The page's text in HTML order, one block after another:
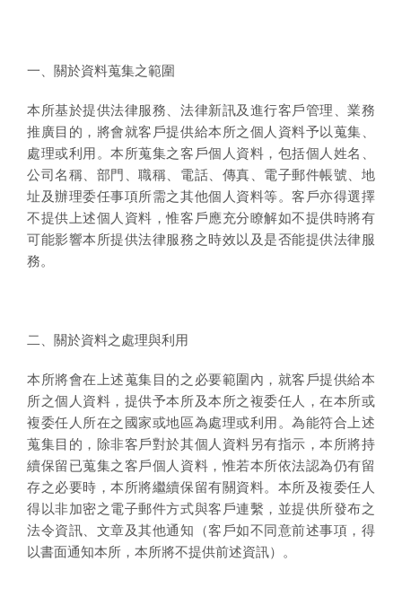
一、關於資料蒐集之範圍
本所基於提供法律服務、法律新訊及進行客戶管理、業務
推廣目的，將會就客戶提供給本所之個人資料予以蒐集、
處理或利用。本所蒐集之客戶個人資料，包括個人姓名、
公司名稱、部門、職稱、電話、傳真、電子郵件帳號、地
址及辦理委任事項所需之其他個人資料等。客戶亦得選擇
不提供上述個人資料，惟客戶應充分瞭解如不提供時將有
可能影響本所提供法律服務之時效以及是否能提供法律服
務。
二、關於資料之處理與利用
本所將會在上述蒐集目的之必要範圍內，就客戶提供給本
所之個人資料，提供予本所及本所之複委任人，在本所或
複委任人所在之國家或地區為處理或利用。為能符合上述
蒐集目的，除非客戶對於其個人資料另有指示，本所將持
續保留已蒐集之客戶個人資料，惟若本所依法認為仍有留
存之必要時，本所將繼續保留有關資料。本所及複委任人
得以非加密之電子郵件方式與客戶連繫，並提供所發布之
法令資訊、文章及其他通知（客戶如不同意前述事項，得
以書面通知本所，本所將不提供前述資訊）。